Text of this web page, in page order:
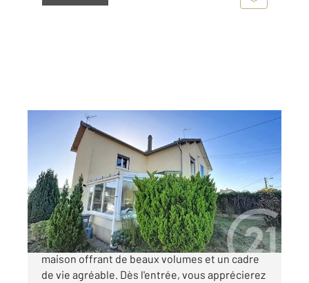
THOUROTTE 60
, 4 pièces
Ref : 17476
Maison à vendre
169 000 €
EXCLUSIVITÉ À Thourotte, découvrez cette
maison offrant de beaux volumes et un cadre
de vie agréable. Dès l'entrée, vous apprécierez